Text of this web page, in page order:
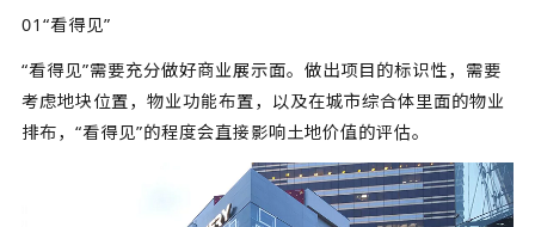
01“看得见”
“看得见”需要充分做好商业展示面。做出项目的标识性，需要
考虑地块位置，物业功能布置，以及在城市综合体里面的物业
排布，“看得见”的程度会直接影响土地价值的评估。